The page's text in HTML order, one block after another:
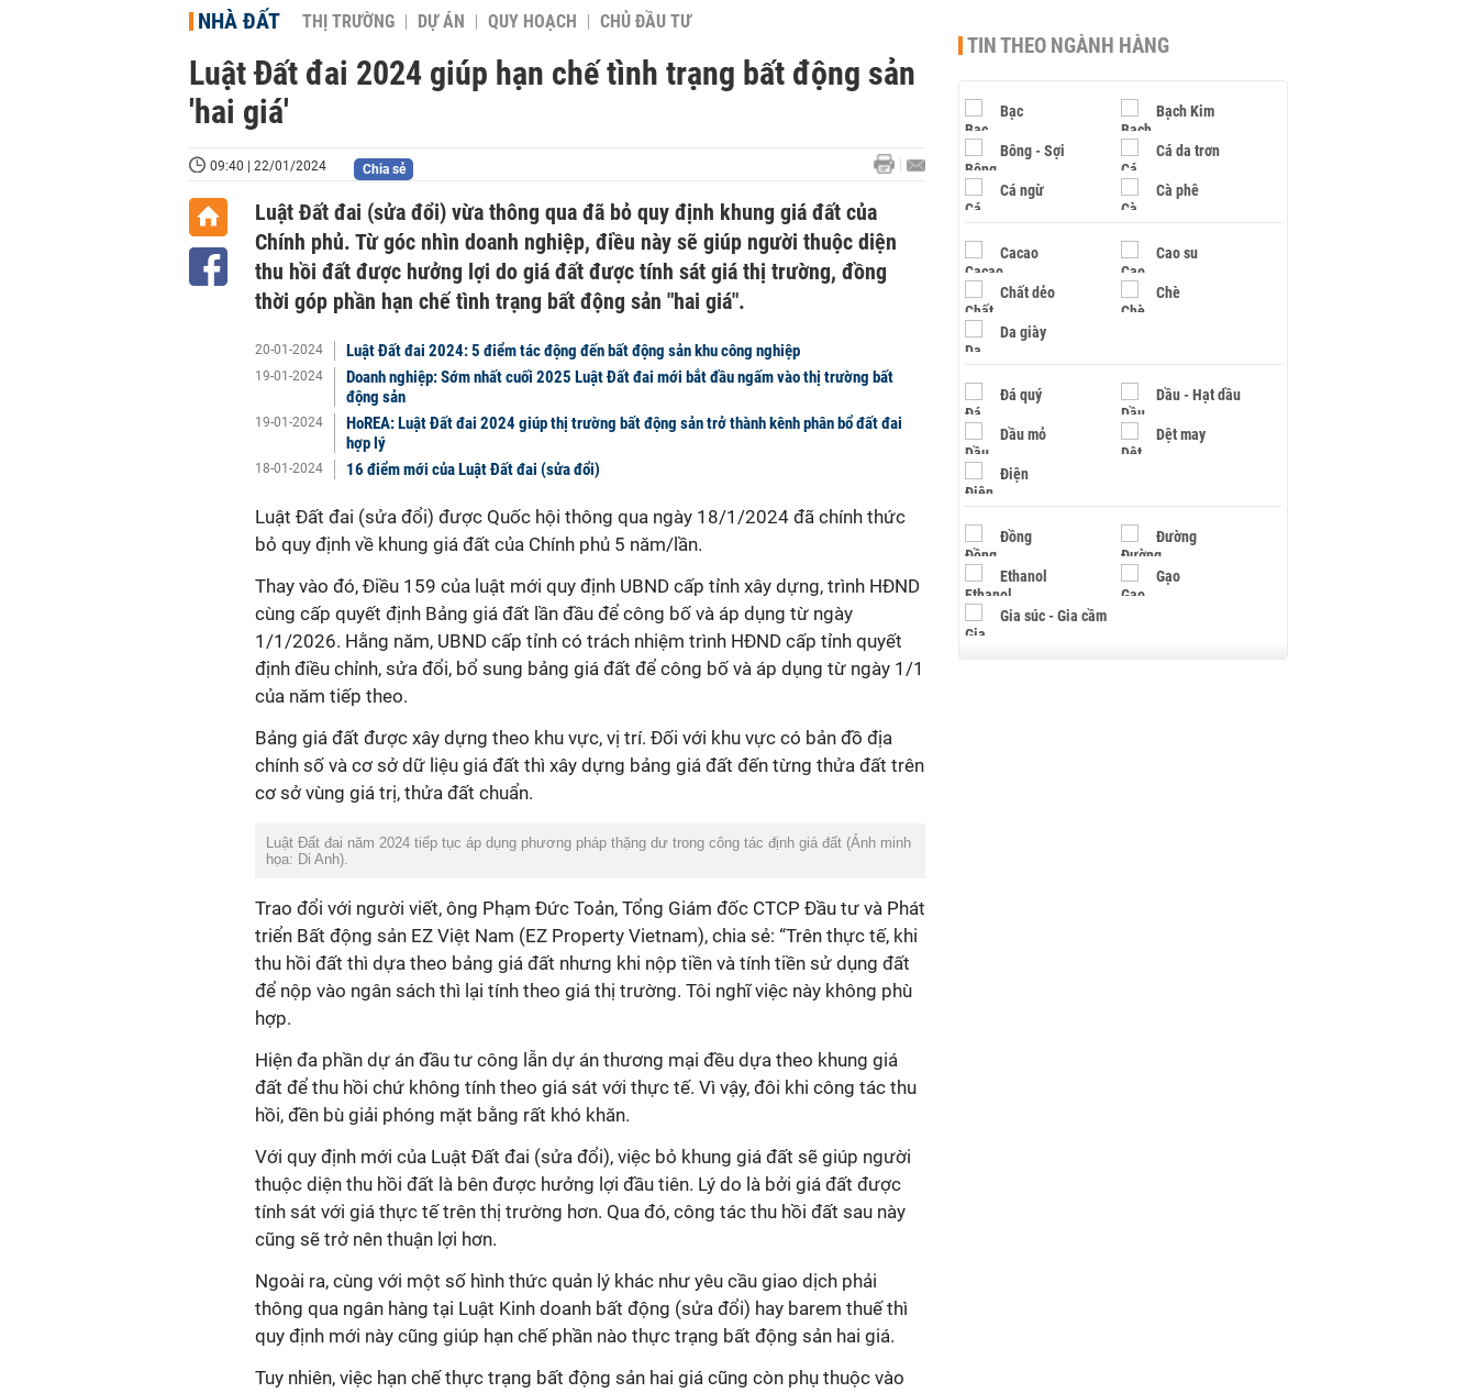
NHÀ ĐẤT THỊ TRƯỜNG DỰ ÁN QUY HOẠCH CHỦ ĐẦU TƯ
Luật Đất đai 2024 giúp hạn chế tình trạng bất động sản
'hai giá'
09:40 | 22/01/2024 Chia sẻ
Luật Đất đai (sửa đổi) vừa thông qua đã bỏ quy định khung giá đất của
Chính phủ. Từ góc nhìn doanh nghiệp, điều này sẽ giúp người thuộc diện
thu hồi đất được hưởng lợi do giá đất được tính sát giá thị trường, đồng
thời góp phần hạn chế tình trạng bất động sản "hai giá".
20-01-2024 Luật Đất đai 2024: 5 điểm tác động đến bất động sản khu công nghiệp
19-01-2024
Doanh nghiệp: Sớm nhất cuối 2025 Luật Đất đai mới bắt đầu ngấm vào thị trường bất
động sản
19-01-2024
HoREA: Luật Đất đai 2024 giúp thị trường bất động sản trở thành kênh phân bổ đất đai
hợp lý
18-01-2024 16 điểm mới của Luật Đất đai (sửa đổi)
Luật Đất đai (sửa đổi) được Quốc hội thông qua ngày 18/1/2024 đã chính thức
bỏ quy định về khung giá đất của Chính phủ 5 năm/lần.
Thay vào đó, Điều 159 của luật mới quy định UBND cấp tỉnh xây dựng, trình HĐND
cùng cấp quyết định Bảng giá đất lần đầu để công bố và áp dụng từ ngày
1/1/2026. Hằng năm, UBND cấp tỉnh có trách nhiệm trình HĐND cấp tỉnh quyết
định điều chỉnh, sửa đổi, bổ sung bảng giá đất để công bố và áp dụng từ ngày 1/1
của năm tiếp theo.
Bảng giá đất được xây dựng theo khu vực, vị trí. Đối với khu vực có bản đồ địa
chính số và cơ sở dữ liệu giá đất thì xây dựng bảng giá đất đến từng thửa đất trên
cơ sở vùng giá trị, thửa đất chuẩn.
Luật Đất đai năm 2024 tiếp tục áp dụng phương pháp thặng dư trong công tác định giá đất (Ảnh minh
họa: Di Anh).
Trao đổi với người viết, ông Phạm Đức Toản, Tổng Giám đốc CTCP Đầu tư và Phát
triển Bất động sản EZ Việt Nam (EZ Property Vietnam), chia sẻ: “Trên thực tế, khi
thu hồi đất thì dựa theo bảng giá đất nhưng khi nộp tiền và tính tiền sử dụng đất
để nộp vào ngân sách thì lại tính theo giá thị trường. Tôi nghĩ việc này không phù
hợp.
Hiện đa phần dự án đầu tư công lẫn dự án thương mại đều dựa theo khung giá
đất để thu hồi chứ không tính theo giá sát với thực tế. Vì vậy, đôi khi công tác thu
hồi, đền bù giải phóng mặt bằng rất khó khăn.
Với quy định mới của Luật Đất đai (sửa đổi), việc bỏ khung giá đất sẽ giúp người
thuộc diện thu hồi đất là bên được hưởng lợi đầu tiên. Lý do là bởi giá đất được
tính sát với giá thực tế trên thị trường hơn. Qua đó, công tác thu hồi đất sau này
cũng sẽ trở nên thuận lợi hơn.
Ngoài ra, cùng với một số hình thức quản lý khác như yêu cầu giao dịch phải
thông qua ngân hàng tại Luật Kinh doanh bất động (sửa đổi) hay barem thuế thì
quy định mới này cũng giúp hạn chế phần nào thực trạng bất động sản hai giá.
Tuy nhiên, việc hạn chế thực trạng bất động sản hai giá cũng còn phụ thuộc vào
TIN THEO NGÀNH HÀNG
Bạc Bạch Kim
Bông - Sợi Cá da trơn
Cá ngừ Cà phê
Cacao Cao su
Chất dẻo Chè
Da giày
Đá quý Dầu - Hạt dầu
Dầu mỏ Dệt may
Điện
Đồng Đường
Ethanol Gạo
Gia súc - Gia cầm